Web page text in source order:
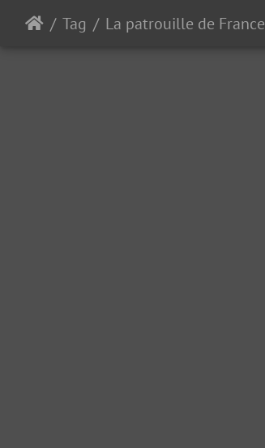
Tag La patrouille de France